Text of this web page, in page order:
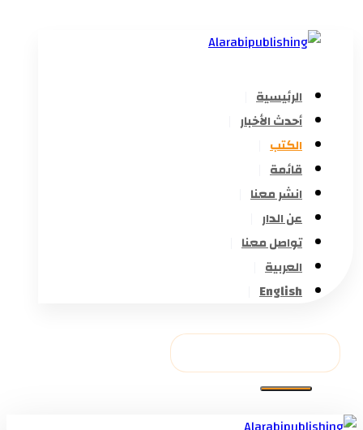
الرئيسية
أحدث الأخبار
الكتب
قائمة
انشر معنا
عن الدار
تواصل معنا
العربية
English